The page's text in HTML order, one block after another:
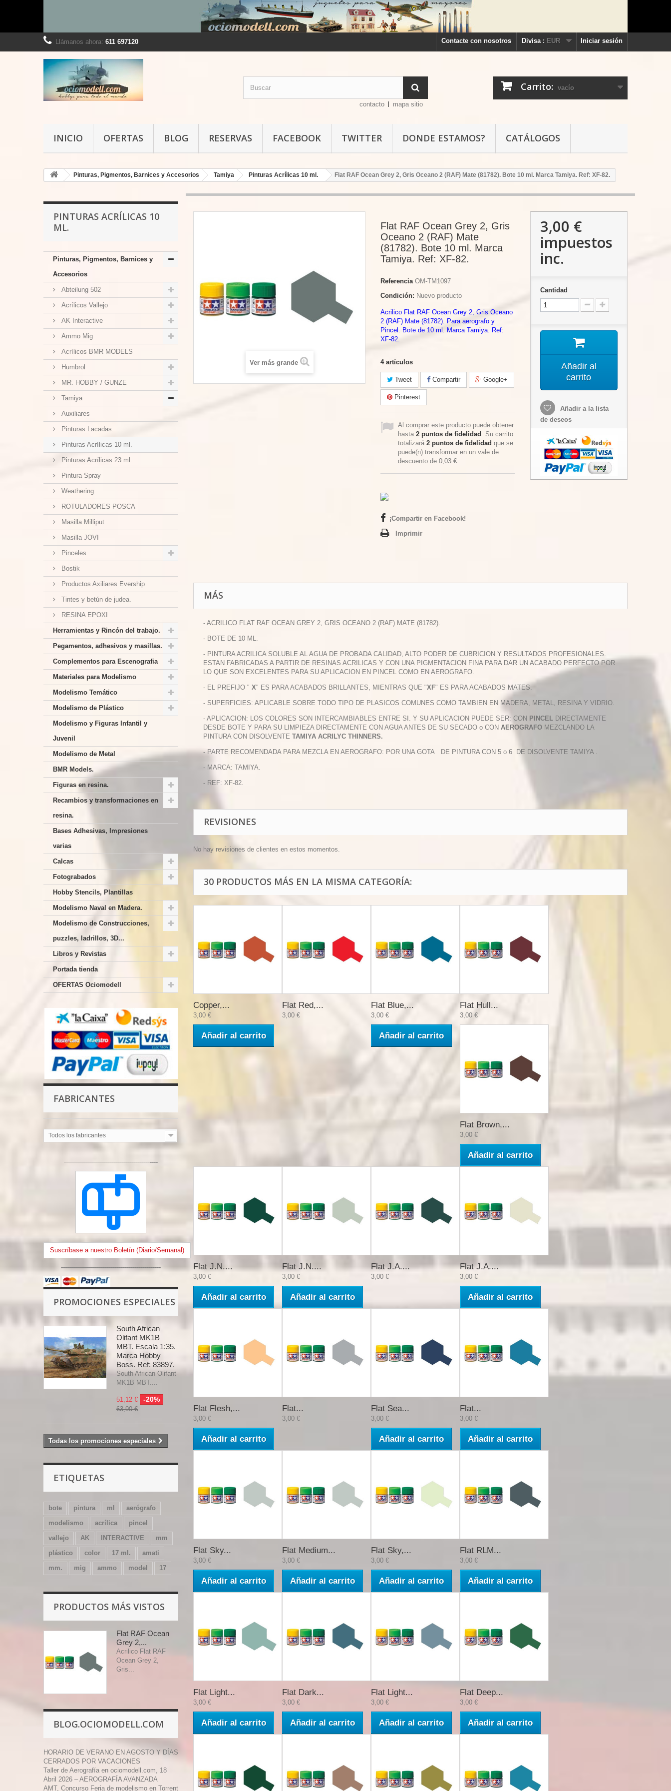
Iniciar sesión
Divisa : EUR
Contacte con nosotros
Llámanos ahora: 611 697120
Carrito: vacío
contacto mapa sitio
INICIO OFERTAS BLOG RESERVAS FACEBOOK TWITTER DONDE ESTAMOS? CATÁLOGOS
Pinturas, Pigmentos, Barnices y Accesorios Tamiya Pinturas Acrílicas 10 ml. Flat RAF Ocean Grey 2, Gris Oceano 2 (RAF) Mate (81782). Bote 10 ml. Marca Tamiya. Ref: XF-82.
PINTURAS ACRÍLICAS 10
ML.
Pinturas, Pigmentos, Barnices y
Accesorios
Abteilung 502
Acrílicos Vallejo
AK Interactive
Ammo Mig
Acrílicos BMR MODELS
Humbrol
MR. HOBBY / GUNZE
Tamiya
Auxiliares
Pinturas Lacadas.
Pinturas Acrílicas 10 ml.
Pinturas Acrílicas 23 ml.
Pintura Spray
Weathering
ROTULADORES POSCA
Masilla Milliput
Masilla JOVI
Pinceles
Bostik
Productos Axiliares Evership
Tintes y betún de judea.
RESINA EPOXI
Herramientas y Rincón del trabajo.
Pegamentos, adhesivos y masillas.
Complementos para Escenografia
Materiales para Modelismo
Modelismo Temático
Modelismo de Plástico
Modelismo y Figuras Infantil y
Juvenil
Modelismo de Metal
BMR Models.
Figuras en resina.
Recambios y transformaciones en
resina.
Bases Adhesivas, Impresiones
varias
Calcas
Fotograbados
Hobby Stencils, Plantillas
Modelismo Naval en Madera.
Modelismo de Construcciones,
puzzles, ladrillos, 3D...
Libros y Revistas
Portada tienda
OFERTAS Ociomodell
FABRICANTES
Todos los fabricantes
-----------------------------------------------
Suscríbase a nuestro Boletín (Diario/Semanal)
--------------------------------------------------
PROMOCIONES ESPECIALES
South African
Olifant MK1B
MBT. Escala 1:35.
Marca Hobby
Boss. Ref: 83897.
South African Olifant
MK1B MBT....
51,12 € -20%
63,90 €
Todas los promociones especiales
ETIQUETAS
bote pintura ml
aerógrafo
modelismo
acrílica
pincel
vallejo
AK INTERACTIVE
mm
plástico
color 17 ml.
amati
mm.
mig ammo model 17
PRODUCTOS MÁS VISTOS
Flat RAF Ocean
Grey 2,...
Acrilico Flat RAF
Ocean Grey 2,
Gris...
BLOG.OCIOMODELL.COM
HORARIO DE VERANO EN AGOSTO Y DÍAS
CERRADOS POR VACACIONES
Taller de Aerografía en ociomodell.com, 18
Abril 2026 – AEROGRAFÍA AVANZADA
AMT, Concurso Feria de modelismo en Torrent
Ver más grande
Flat RAF Ocean Grey 2, Gris
Oceano 2 (RAF) Mate
(81782). Bote 10 ml. Marca
Tamiya. Ref: XF-82.
Referencia OM-TM1097
Condición: Nuevo producto
Acrilico Flat RAF Ocean Grey 2, Gris Oceano
2 (RAF) Mate (81782). Para aerografo y
Pincel. Bote de 10 ml. Marca Tamiya. Ref:
XF-82.
4 artículos
Tweet Compartir Google+
Pinterest
Al comprar este producto puede obtener
hasta 2 puntos de fidelidad . Su carrito
totalizará 2 puntos de fidelidad que se
puede(n) transformar en un vale de
descuento de 0,03 €.
¡Compartir en Facebook!
Imprimir
3,00 €
impuestos
inc.
Cantidad
Añadir al
carrito
Añadir a la lista
de deseos
MÁS
- ACRILICO FLAT RAF OCEAN GREY 2, GRIS OCEANO 2 (RAF) MATE (81782).
- BOTE DE 10 ML.
- PINTURA ACRILICA SOLUBLE AL AGUA DE PROBADA CALIDAD, ALTO PODER DE CUBRICION Y RESULTADOS PROFESIONALES.
ESTAN FABRICADAS A PARTIR DE RESINAS ACRILICAS Y CON UNA PIGMENTACION FINA PARA DAR UN ACABADO PERFECTO POR
LO QUE SON EXCELENTES PARA SU APLICACION EN PINCEL COMO EN AEROGRAFO.
- EL PREFIJO " X" ES PARA ACABADOS BRILLANTES, MIENTRAS QUE "XF" ES PARA ACABADOS MATES.
- SUPERFICIES: APLICABLE SOBRE TODO TIPO DE PLASICOS COMUNES COMO TAMBIEN EN MADERA, METAL, RESINA Y VIDRIO.
- APLICACION: LOS COLORES SON INTERCAMBIABLES ENTRE SI. Y SU APLICACION PUEDE SER: CON PINCEL DIRECTAMENTE
DESDE BOTE Y PARA SU LIMPIEZA DIRECTAMENTE CON AGUA ANTES DE SU SECADO o CON AEROGRAFO MEZCLANDO LA
PINTURA CON DISOLVENTE TAMIYA ACRILYC THINNERS.
- PARTE RECOMENDADA PARA MEZCLA EN AEROGRAFO: POR UNA GOTA DE PINTURA CON 5 o 6 DE DISOLVENTE TAMIYA .
- MARCA: TAMIYA.
- REF: XF-82.
REVISIONES
No hay revisiones de clientes en estos momentos.
30 PRODUCTOS MÁS EN LA MISMA CATEGORÍA:
Copper,...
3,00 €
Añadir al carrito
Flat Red,...
3,00 €
Flat Blue,...
3,00 €
Añadir al carrito
Flat Hull...
3,00 €
Flat Brown,...
3,00 €
Añadir al carrito
Flat J.N....
3,00 €
Añadir al carrito
Flat J.N....
3,00 €
Añadir al carrito
Flat J.A....
3,00 €
Flat J.A....
3,00 €
Añadir al carrito
Flat Flesh,...
3,00 €
Añadir al carrito
Flat...
3,00 €
Flat Sea...
3,00 €
Añadir al carrito
Flat...
3,00 €
Añadir al carrito
Flat Sky...
3,00 €
Añadir al carrito
Flat Medium...
3,00 €
Añadir al carrito
Flat Sky,...
3,00 €
Añadir al carrito
Flat RLM...
3,00 €
Añadir al carrito
Flat Light...
3,00 €
Añadir al carrito
Flat Dark...
3,00 €
Añadir al carrito
Flat Light...
3,00 €
Añadir al carrito
Flat Deep...
3,00 €
Añadir al carrito